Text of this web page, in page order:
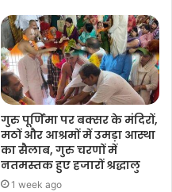
गुरु पूर्णिमा पर बक्सर के मंदिरों,
मठों और आश्रमों में उमड़ा आस्था
का सैलाब, गुरु चरणों में
नतमस्तक हुए हजारों श्रद्धालु
1 week ago